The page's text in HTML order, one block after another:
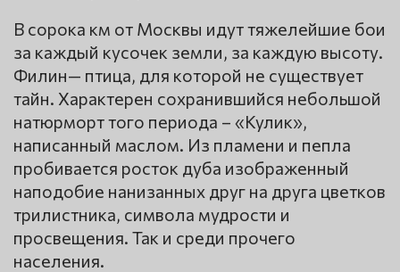
В сорока км от Москвы идут тяжелейшие бои
за каждый кусочек земли, за каждую высоту.
Филин— птица, для которой не существует
тайн. Характерен сохранившийся небольшой
натюрморт того периода – «Кулик»,
написанный маслом. Из пламени и пепла
пробивается росток дуба изображенный
наподобие нанизанных друг на друга цветков
трилистника, символа мудрости и
просвещения. Так и среди прочего
населения.